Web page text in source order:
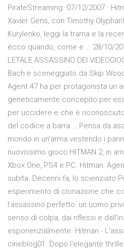
PirateStreaming. 07/12/2007 ·
Xavier Gens, con Timothy
Kurylenko, leggi la trama e la
ecco quando, come e … 28/10/
LETALE ASSASSINO DEI
Bach e sceneggiato da Skip
Agent 47 ha per protagonista un
geneticamente concepito per
per uccidere e che è
del codice a barra … Pensa da
mondo in un'arma vestendo i
nuovissimo gioco HITMAN 2, in
Xbox One, PS4 e PC. Hitman:
subita. Decenni fa, lo scienziato
esperimento di clonazione che
l'assassino perfetto: un uomo
senso di colpa, dai riflessi e
esponenzialmente. Hitman -
cineblog01. Dopo l'elegante